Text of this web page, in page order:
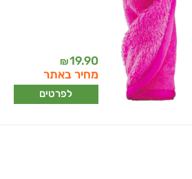
19.90
₪
מחיר באתר
לפרטים